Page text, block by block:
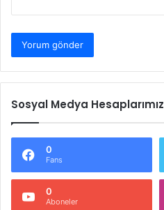
Sosyal Medya Hesaplarımız
0
Fans
0
Aboneler